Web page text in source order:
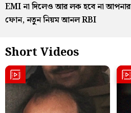
EMI না দিলেও আর লক হবে না আপনার
ফোন, নতুন নিয়ম আনল RBI
Short Videos